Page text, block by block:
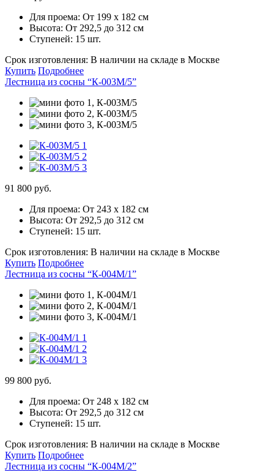
Для проема: От 199 х 182 см
Высота: От 292,5 до 312 см
Ступеней: 15 шт.
Срок изготовления: В наличии на складе в Москве
Купить Подробнее
Лестница из сосны “К-003М/5”
91 800 руб.
Для проема: От 243 х 182 см
Высота: От 292,5 до 312 см
Ступеней: 15 шт.
Срок изготовления: В наличии на складе в Москве
Купить Подробнее
Лестница из сосны “К-004М/1”
99 800 руб.
Для проема: От 248 х 182 см
Высота: От 292,5 до 312 см
Ступеней: 15 шт.
Срок изготовления: В наличии на складе в Москве
Купить Подробнее
Лестница из сосны “К-004М/2”